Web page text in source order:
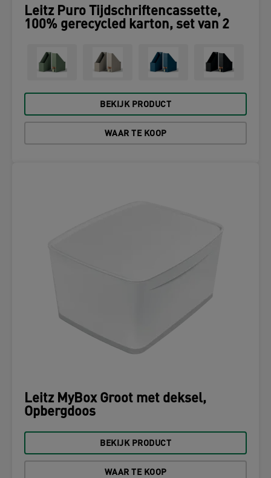
Leitz Puro Tijdschriftencassette,
100% gerecycled karton, set van 2
BEKIJK PRODUCT
WAAR TE KOOP
Leitz MyBox Groot met deksel,
Opbergdoos
BEKIJK PRODUCT
WAAR TE KOOP